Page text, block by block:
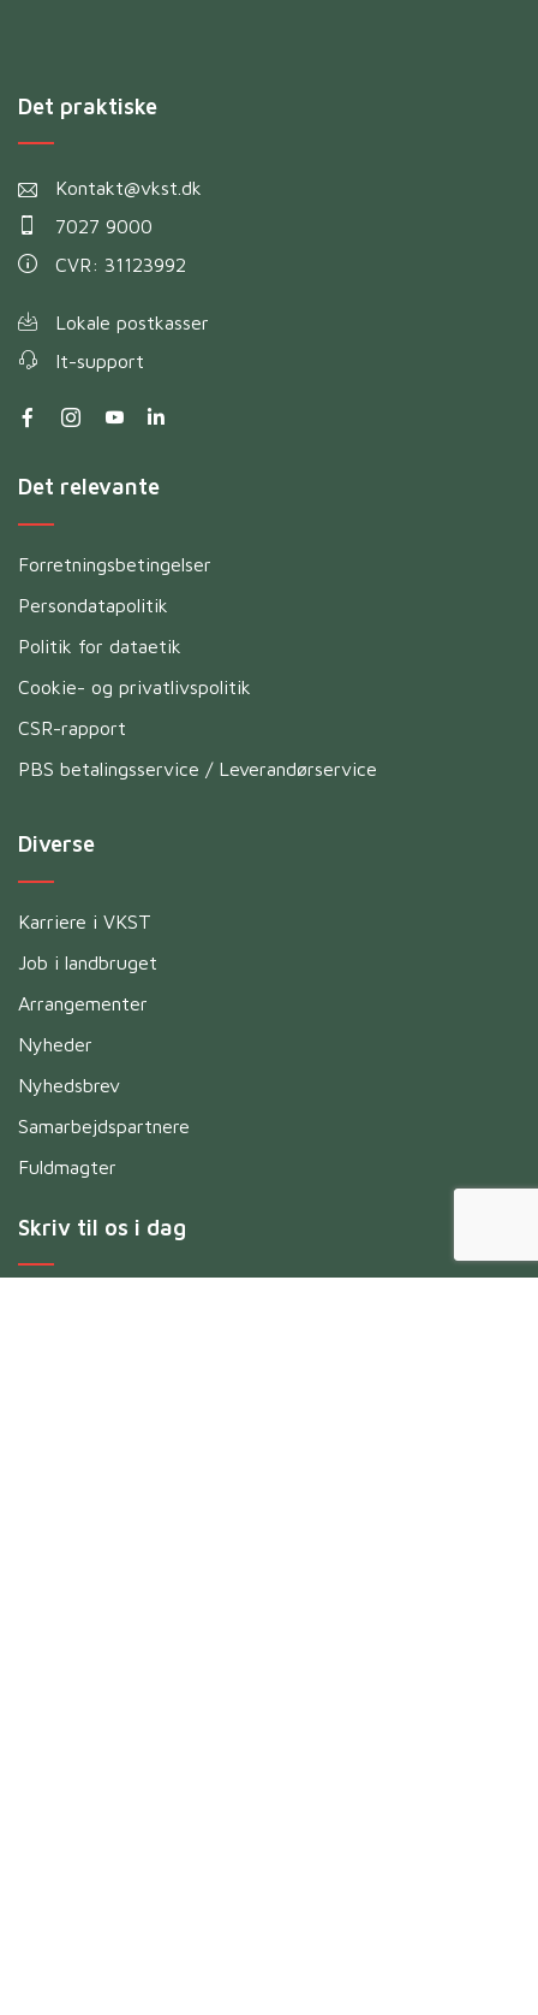
Det praktiske
Kontakt@vkst.dk
7027 9000
CVR: 31123992
Lokale postkasser
It-support
Det relevante
Forretningsbetingelser
Persondatapolitik
Politik for dataetik
Cookie- og privatlivspolitik
CSR-rapport
PBS betalingsservice / Leverandørservice
Diverse
Karriere i VKST
Job i landbruget
Arrangementer
Nyheder
Nyhedsbrev
Samarbejdspartnere
Fuldmagter
Skriv til os i dag